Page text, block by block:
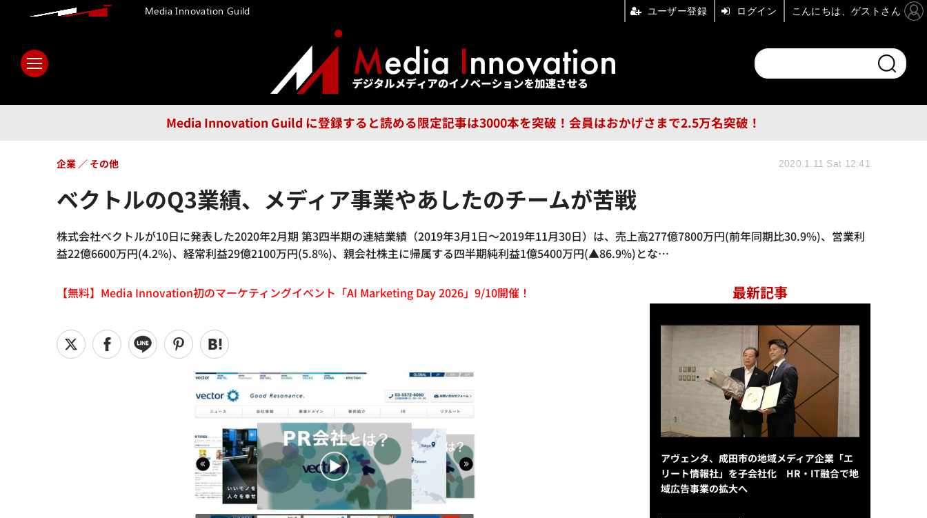
Media Innovation Guild に登録すると読める限定記事は3000本を突破！会員はおかげさまで2.5万名突破！
メディア テクノロジー 広告 企業 特集 ブランドチャンネル
フォーエム その他
ベクトルのQ3業績、メディア事業やあしたのチームが苦戦
株式会社ベクトルが10日に発表した2020年2月期 第3四半期の連結業績（2019年3月1日～2019年11月30日）は、売上高277億7800万円(前年同期比30.9%)、営業利
益22億6600万円(4.2%)、経常利益29億2100万円(5.8%)、親会社株主に帰属する四半期純利益1億5400万円(▲86.9%)とな…
企業 その他 2020.1.11 Sat 12:41
【無料】Media Innovation初のマーケティングイベント「AI Marketing Day 2026」9/10開催！ 最新記事
アヴェンタ、成田市の地域メディア企業「エ
リート情報社」を子会社化 HR・IT融合で地
域広告事業の拡大へ
Media Innovation Guild ユーザー登録 ログイン こんにちは、ゲストさん